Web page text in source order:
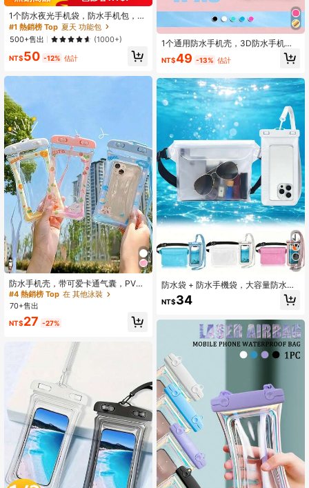
1个防水夜光手机袋，防水手机包，游
泳颈带手机包，触屏挂绳手机包，荧
光手机包，户外运动游泳漂浮手机
套，防水手机包，沙滩手机包，适用
于 14/13/12及其他手机（白色），旅
行必备，度假，学习用品
#1 熱銷榜 Top 夏天 功能包
500+售出
(1000+)
NT$50 -12% 估計
防水手机壳，带可爱卡通气囊，PVC
材质，锁扣设计，兼容最大6.5英寸手
机，是露营和运动的理想之选，完全
防水干袋：非常适合游泳、漂流和潜
水！下雨天使用也不会影响触摸屏操
#4 熱銷榜 Top 在 其他泳裝
70+售出
NT$27 -27%
1个通用防水手机壳，3D防水手机保
护套，防水手机袋，适用于触屏游泳
潜水手机，水下相机手机，配有可调
质，无需电池，适合旅行、海滩、游
泳池、游轮等场合，兼容/Galaxy，适
合旅行、学校、大学生使用，是冒险
家的完美礼物，防止手机进水损坏。
NT$49 -13% 估計
4
防水袋 + 防水手機袋，大容量防水腰
包附可調節腰帶，防水透明手機袋，
密封防塵收納袋，運動袋，防水袋，
適用於海灘、游泳、划船、釣魚、漂
流和溫泉，適用於手機和物品，戶外
水上運動必備，獨特生日禮物，節日
禮物，派對禮物，度假禮物
NT$34